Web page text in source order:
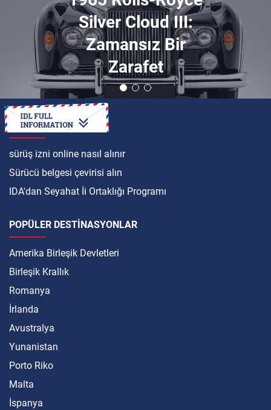
Silver Cloud III:
Zamansız Bir
Zarafet
ULUSLARARASI
sürüş izni online nasıl alınır
Sürücü belgesi çevirisi alın
IDA'dan Seyahat İi Ortaklığı Programı
POPÜLER DESTINASYONLAR
Amerika Birleşik Devletleri
Birleşik Krallık
Romanya
İrlanda
Avustralya
Yunanistan
Porto Riko
Malta
İspanya